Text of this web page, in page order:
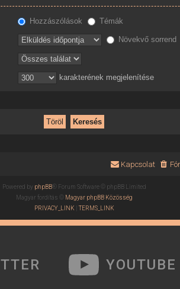
Hozzászólások Témák
Növekvő sorrend
karakterének megjelenítése
Kapcsolat
Powered by phpBB® Forum Software © phpBB Limited
Magyar fordítás ©
Magyar phpBB Közösség
PRIVACY_LINK| TERMS_LINK
YOUTUBE